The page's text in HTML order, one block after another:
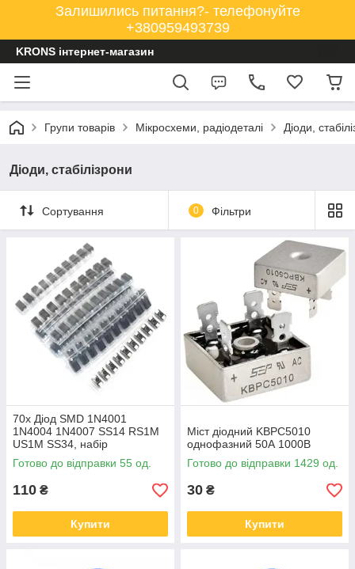
Залишились питання?- телефонуйте
+380959493739
KRONS інтернет-магазин
Групи товарів Мікросхеми, радіодеталі Діоди,
Діоди, стабілізрони
Сортування 0 Фільтри
70x Діод SMD 1N4001
1N4004 1N4007 SS14 RS1M
US1M SS34, набір
Готово до відправки 55 од.
110 ₴
Купити
Міст діодний KBPC5010
однофазний 50А 1000В
Готово до відправки 1429 од.
30 ₴
Купити